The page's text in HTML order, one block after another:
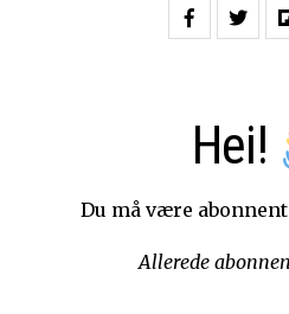
Hei!
Du må være
Allerede